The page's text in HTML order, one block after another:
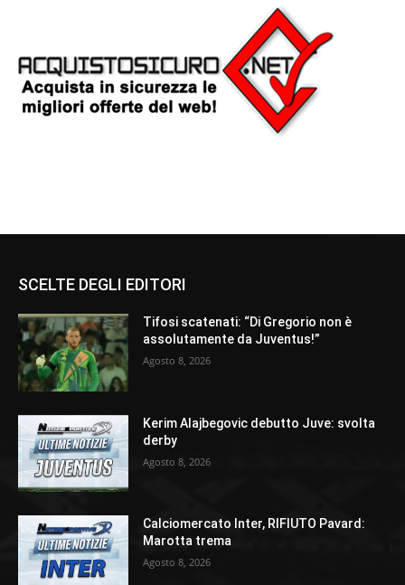
SCELTE DEGLI EDITORI
Tifosi scatenati: “Di Gregorio non è
assolutamente da Juventus!”
Agosto 8, 2026
Kerim Alajbegovic debutto Juve: svolta
derby
Agosto 8, 2026
Calciomercato Inter, RIFIUTO Pavard:
Marotta trema
Agosto 8, 2026